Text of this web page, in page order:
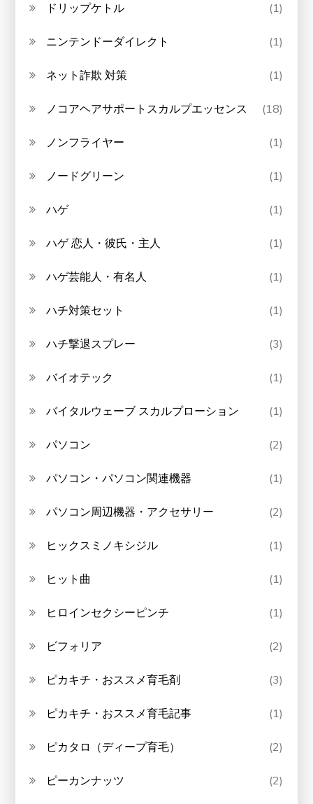
ドリップケトル (1)
ニンテンドーダイレクト (1)
ネット詐欺 対策 (1)
ノコアヘアサポートスカルプエッセンス (18)
ノンフライヤー (1)
ノードグリーン (1)
ハゲ (1)
ハゲ 恋人・彼氏・主人 (1)
ハゲ芸能人・有名人 (1)
ハチ対策セット (1)
ハチ撃退スプレー (3)
バイオテック (1)
バイタルウェーブ スカルプローション (1)
パソコン (2)
パソコン・パソコン関連機器 (1)
パソコン周辺機器・アクセサリー (2)
ヒックスミノキシジル (1)
ヒット曲 (1)
ヒロインセクシーピンチ (1)
ビフォリア (2)
ピカキチ・おススメ育毛剤 (3)
ピカキチ・おススメ育毛記事 (1)
ピカタロ（ディープ育毛） (2)
ピーカンナッツ (2)